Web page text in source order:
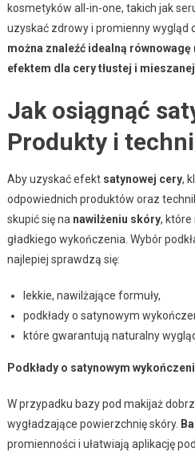
kosmetyków all-in-one, takich jak
uzyskać zdrowy i promienny wygląd
można znaleźć idealną
efektem dla cery tłustej i
Jak osiągnąć
Produkty i
Aby uzyskać efekt satynowej cery,
odpowiednich produktów oraz
skupić się na nawilżeniu skóry,
gładkiego wykończenia. Wybór
najlepiej sprawdzą się:
lekkie, nawilżające formuły,
podkłady o satynowym
które gwarantują naturalny
Podkłady o satynowym
W przypadku bazy pod makijaż
wygładzające powierzchnię skóry.
promienności i ułatwiają aplikację